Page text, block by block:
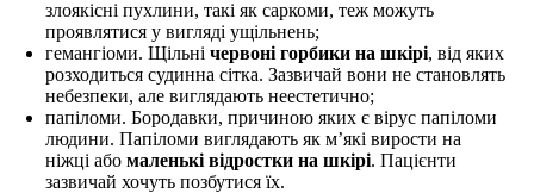
злоякісні пухлини, такі як саркоми, теж можуть
проявлятися у вигляді ущільнень;
гемангіоми. Щільні червоні горбики на шкірі, від яких
розходиться судинна сітка. Зазвичай вони не становлять
небезпеки, але виглядають неестетично;
папіломи. Бородавки, причиною яких є вірус папіломи
людини. Папіломи виглядають як м’які вирости на
ніжці або маленькі відростки на шкірі. Пацієнти
зазвичай хочуть позбутися їх.